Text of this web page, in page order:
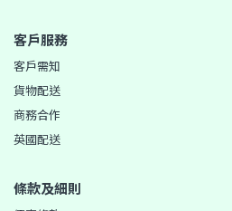
客戶服務
客戶需知
貨物配送
商務合作
英國配送
條款及細則